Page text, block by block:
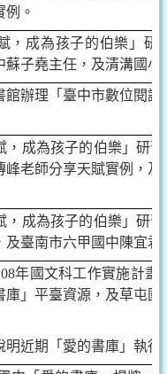
例。
，成為孩子的伯樂」研
蘇子堯主任，及清溝國
館辦理「臺中市數位閱
，成為孩子的伯樂」研習
峰老師分享天賦實例，
，成為孩子的伯樂」研習
及臺南市六甲國中陳宜
年國文科工作實施計畫
庫」平臺資源，及草屯
明近期「愛的書庫」執